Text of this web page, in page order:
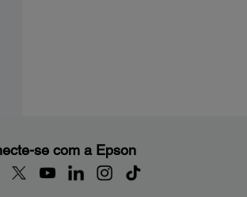
se com a Epson